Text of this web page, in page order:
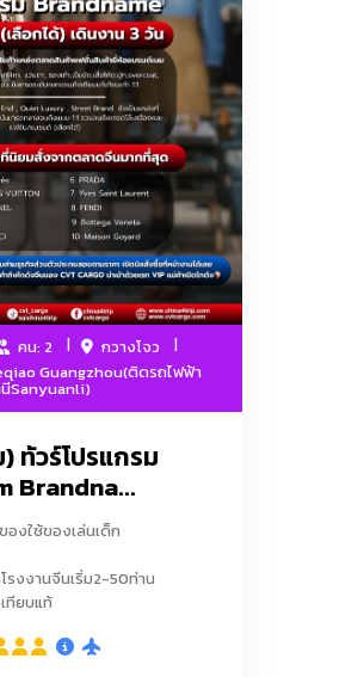
คน: 2
กวางโจว
Guangzhou(ติดรถไฟฟ้า
Sanyuanli)
ทัวร์โปรแกรม
Brandna...
องใช้ของเล่นเด็ก
งงานจีนเริ่ม2-50ท่าน
ทียบแท้